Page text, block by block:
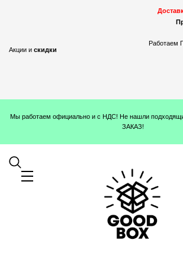
Акции и скидки
Работаем
Мы работаем официально и с НДС! Не нашли
ЗАКАЗ!